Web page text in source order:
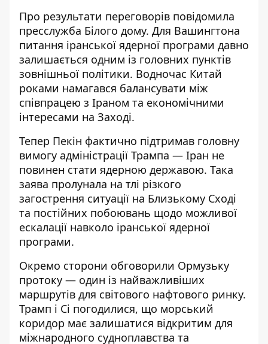
Про результати переговорів повідомила
пресслужба Білого дому. Для Вашингтона
питання іранської ядерної програми давно
залишається одним із головних пунктів
зовнішньої політики. Водночас Китай
роками намагався балансувати між
співпрацею з Іраном та економічними
інтересами на Заході.
Тепер Пекін фактично підтримав головну
вимогу адміністрації Трампа — Іран не
повинен стати ядерною державою. Така
заява пролунала на тлі різкого
загострення ситуації на Близькому Сході
та постійних побоювань щодо можливої
ескалації навколо іранської ядерної
програми.
Окремо сторони обговорили Ормузьку
протоку — один із найважливіших
маршрутів для світового нафтового ринку.
Трамп і Сі погодилися, що морський
коридор має залишатися відкритим для
міжнародного судноплавства та